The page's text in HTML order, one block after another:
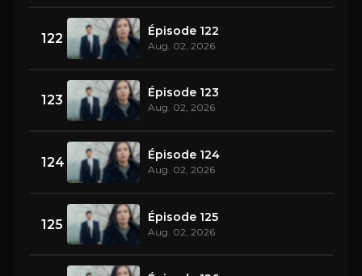
122 Épisode 122
Aug. 02, 2026
123 Épisode 123
Aug. 02, 2026
124 Épisode 124
Aug. 02, 2026
125 Épisode 125
Aug. 02, 2026